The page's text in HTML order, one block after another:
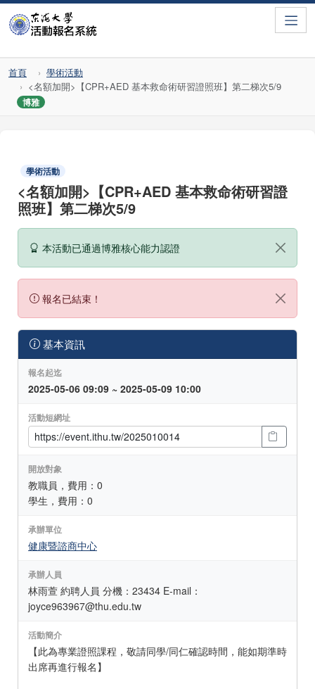
首頁
學術活動
<名額加開>【CPR+AED 基本救命術研習證照班】第二梯次5/9
博雅
學術活動
<名額加開>【CPR+AED 基本救命術研習證
照班】第二梯次5/9
本活動已通過博雅核心能力認證
報名已結束！
基本資訊
報名起迄
2025-05-06 09:09 ~ 2025-05-09 10:00
活動短網址
開放對象
教職員，費用：0
學生，費用：0
承辦單位
健康暨諮商中心
承辦人員
林雨萱 約聘人員 分機：23434 E-mail：
joyce963967@thu.edu.tw
活動簡介
【此為專業證照課程，敬請同學/同仁確認時間，能如期準時
出席再進行報名】